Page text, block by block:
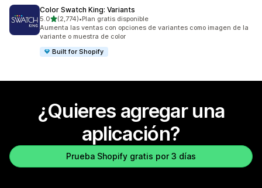
Color Swatch King: Variants
5.0de 5 estrellas
(2,774)
2774 reseñas en total
•Plan gratis disponible
Aumenta las ventas con opciones de variantes como imagen de la
variante o muestra de color
Built for Shopify
¿Quieres agregar una
aplicación?
Prueba Shopify gratis por 3 días